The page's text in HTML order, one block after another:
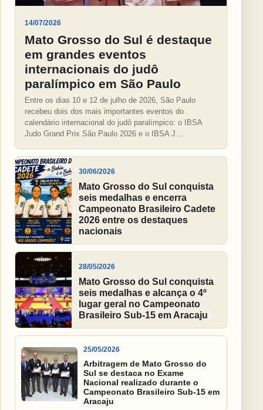
14/07/2026
Mato Grosso do Sul é destaque
em grandes eventos
internacionais do judô
paralímpico em São Paulo
Entre os dias 10 e 12 de julho de 2026, São Paulo
recebeu dois dos mais importantes eventos do
calendário internacional do judô paralímpico: o IBSA
Judo Grand Prix São Paulo 2026 e o IBSA J...
30/06/2026
Mato Grosso do Sul conquista
seis medalhas e encerra
Campeonato Brasileiro Cadete
2026 entre os destaques
nacionais
28/05/2026
Mato Grosso do Sul conquista
seis medalhas e alcança o 4º
lugar geral no Campeonato
Brasileiro Sub-15 em Aracaju
25/05/2026
Arbitragem de Mato Grosso do
Sul se destaca no Exame
Nacional realizado durante o
Campeonato Brasileiro Sub-15 em
Aracaju